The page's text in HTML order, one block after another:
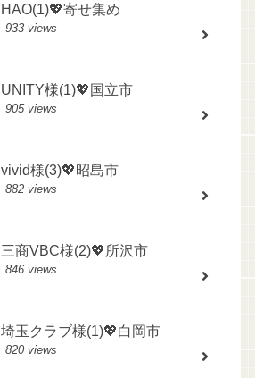
HAO(1)💖寄せ集め
933 views
UNITY様(1)💖国立市
905 views
vivid様(3)💖昭島市
882 views
三商VBC様(2)💖所沢市
846 views
埼玉クラブ様(1)💖白岡市
820 views